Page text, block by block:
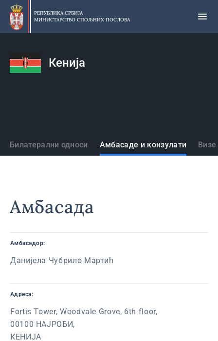
Прескочи
главни
део
РЕПУБЛИКА СРБИЈА
МИНИСТАРСТВО СПОЉНИХ ПОСЛОВА
Кенија
Државе
Билатерални односи Амбасаде и конзулати
Амбасада
Амбасадор:
Данијела Чубрило Мартић
Адреса:
Fortis Tower, Woodvale Grove, 6th floor,
00100 НАЈРОБИ,
КЕНИЈА